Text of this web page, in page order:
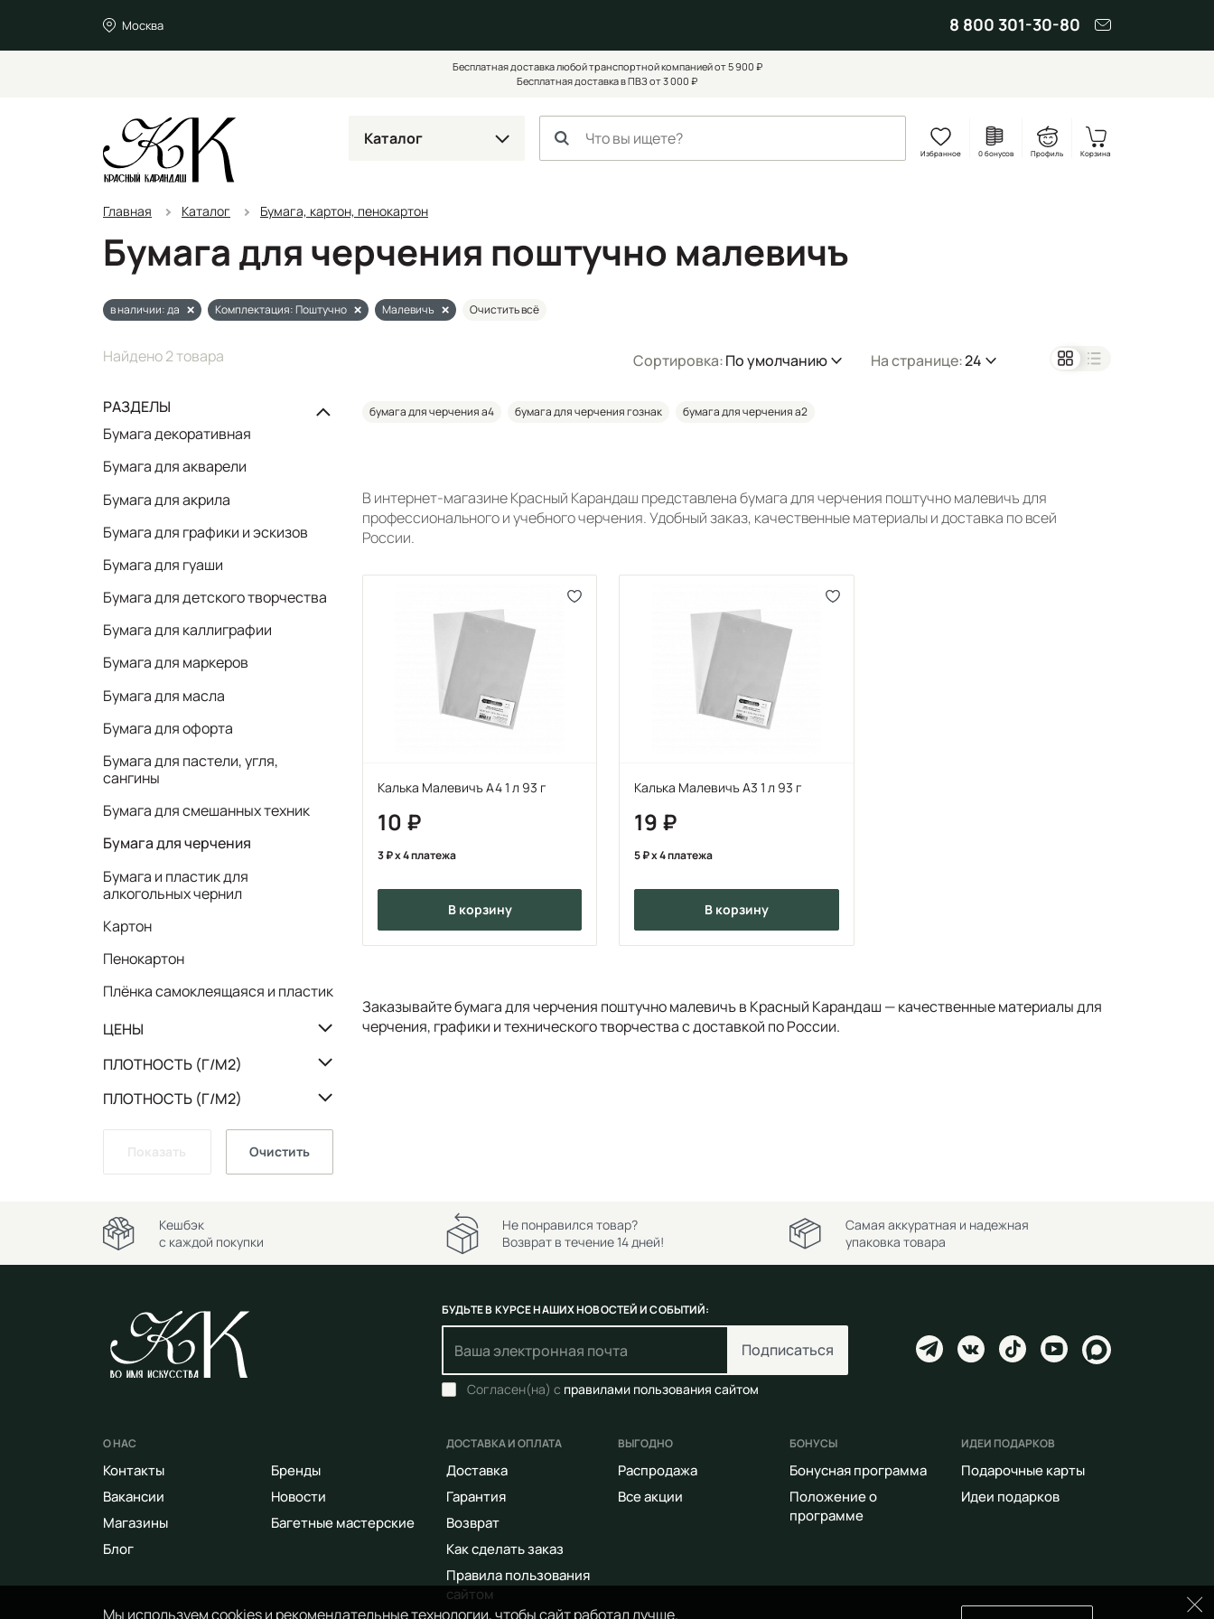
Москва 8 800 301-30-80
Бесплатная доставка любой транспортной компанией от 5 900 ₽
Бесплатная доставка в ПВЗ от 3 000 ₽
Каталог
Избранное 0 бонусов Профиль Корзина
Главная Каталог Бумага, картон, пенокартон
Бумага для черчения поштучно малевичъ
в наличии: да Комплектация: Поштучно Малевичъ Очистить всё
Найдено 2 товара Сортировка:По умолчанию На странице:24
РАЗДЕЛЫ
Бумага декоративная
Бумага для акварели
Бумага для акрила
Бумага для графики и эскизов
Бумага для гуаши
Бумага для детского творчества
Бумага для каллиграфии
Бумага для маркеров
Бумага для масла
Бумага для офорта
Бумага для пастели, угля,
сангины
Бумага для смешанных техник
Бумага для черчения
Бумага и пластик для
алкогольных чернил
Картон
Пенокартон
Плёнка самоклеящаяся и пластик
ЦЕНЫ
ПЛОТНОСТЬ (Г/М2)
ПЛОТНОСТЬ (Г/М2)
Очистить
бумага для черчения а4 бумага для черчения гознак бумага для черчения а2
В интернет-магазине Красный Карандаш представлена бумага для черчения поштучно малевичъ для
профессионального и учебного черчения. Удобный заказ, качественные материалы и доставка по всей
России.
Калька Малевичъ А4 1 л 93 г
10
3 x 4 платежа
в корзину
Калька Малевичъ А3 1 л 93 г
19
5 x 4 платежа
в корзину
Заказывайте бумага для черчения поштучно малевичъ в Красный Карандаш — качественные материалы для
черчения, графики и технического творчества с доставкой по России.
Мы используем cookies и рекомендательные технологии, чтобы сайт работал лучше.
Кешбэк
с каждой покупки
Не понравился товар?
Возврат в течение 14 дней!
Самая аккуратная и надежная
упаковка товара
БУДЬТЕ В КУРСЕ НАШИХ НОВОСТЕЙ И СОБЫТИЙ:
Подписаться
Согласен(на) с правилами пользования сайтом
О НАС
Контакты
Вакансии
Магазины
Блог
Бренды
Новости
Багетные мастерские
ДОСТАВКА И ОПЛАТА
Доставка
Гарантия
Возврат
Как сделать заказ
Правила пользования
сайтом
ВЫГОДНО
Распродажа
Все акции
БОНУСЫ
Бонусная программа
Положение о
программе
ИДЕИ ПОДАРКОВ
Подарочные карты
Идеи подарков